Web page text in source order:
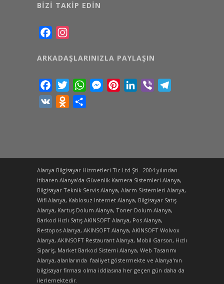
BIZI TAKIP EDIN
Facebook
ARKADAŞLARINIZLA PAYLAŞIN
FacebookTwitterWhatsAppMessenger
PinterestLinkedIn
Viber
VK
Odnoklassniki
Alanya Bilgisayar Hizmetleri Tic.Ltd.Şti. 2004 yılından
itibaren Alanya'da Güvenlik Kamera Sistemleri Alanya,
Bilgisayar Teknik Servis Alanya, Alarm Sistemleri Alanya,
Wifi Alanya, Kablosuz Internet Alanya, Bilgisayar Satış
Alanya, Kartuş Dolum Alanya, Toner Dolum Alanya,
Barkod Hızlı Satış AKINSOFT Alanya, Pos Alanya,
Restopos Alanya, AKINSOFT Alanya, AKINSOFT Wolvox
Alanya, AKINSOFT Restaurant Alanya, Mobil Garson, Hızlı
Sipariş, Market Barkod Sistemi Alanya, Web Tasarımı
Alanya, alanlarında faaliyet göstermekte ve Alanya'nın
bilgisayar firması olma iddiasına her geçen gün daha da
ilerlemektedir.